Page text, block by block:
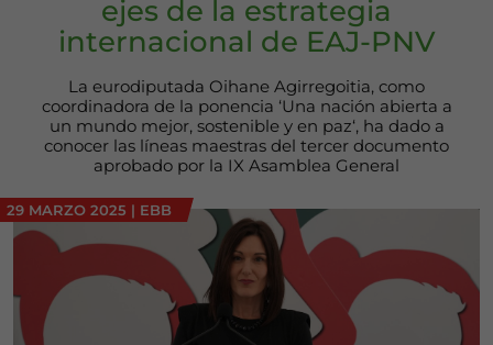
ejes de la estrategia
internacional de EAJ-PNV
La eurodiputada Oihane Agirregoitia, como
coordinadora de la ponencia ‘Una nación abierta a
un mundo mejor, sostenible y en paz‘, ha dado a
conocer las líneas maestras del tercer documento
aprobado por la IX Asamblea General
29 MARZO 2025 | EBB